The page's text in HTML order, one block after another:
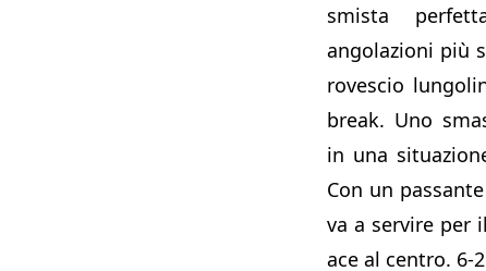
smista
angolazioni più
rovescio
break. Uno
in una
Con un
va a servire per
ace al centro. 6-